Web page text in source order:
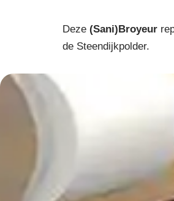
Deze (Sani)Broyeur
de Steendijkpolder.